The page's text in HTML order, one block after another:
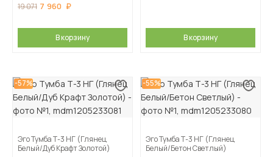
19 071 7 960
В корзину В корзину
-57%
Эго Тумба Т-3 НГ (Глянец
Белый/Дуб Крафт Золотой)
-55%
Эго Тумба Т-3 НГ (Глянец
Белый/Бетон Светлый)